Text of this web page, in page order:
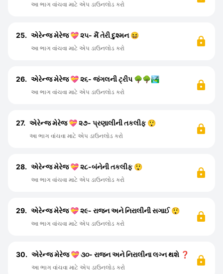
આ ભાગ વાંચવા માટે એપ ડાઉનલોડ કરો
25. એરેન્જ મેરેજ 💝 ૨૫- મૈં તેરી દુશ્મન 😆
આ ભાગ વાંચવા માટે એપ ડાઉનલોડ કરો
26. એરેન્જ મેરેજ 💝 ૨૬- જંગલની ટ્રીપ 🌳🌳🏞️
આ ભાગ વાંચવા માટે એપ ડાઉનલોડ કરો
27. એરેન્જ મેરેજ 💝 ૨૭- પ્રણાલીની તકલીફ 😲
આ ભાગ વાંચવા માટે એપ ડાઉનલોડ કરો
28. એરેન્જ મેરેજ 💝 ૨૮-બંનેની તકલીફ 😲
આ ભાગ વાંચવા માટે એપ ડાઉનલોડ કરો
29. એરેન્જ મેરેજ 💝 ૨૯- રાજન અને નિરાલીની સગાઈ 😲
આ ભાગ વાંચવા માટે એપ ડાઉનલોડ કરો
30. એરેન્જ મેરેજ 💝 ૩૦- રાજન અને નિરાલીના લગ્ન થશે ❓
આ ભાગ વાંચવા માટે એપ ડાઉનલોડ કરો